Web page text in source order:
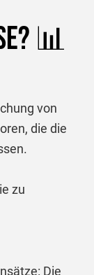
📊
von
die die
zu
Die